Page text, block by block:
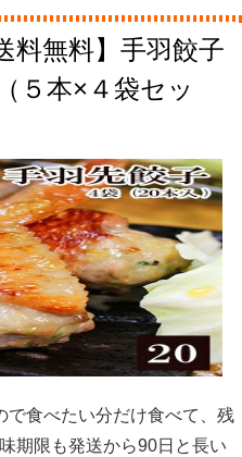
料無料】手羽餃子
５本×４袋セッ
で食べたい分だけ食べて、残
期限も発送から90日と長い